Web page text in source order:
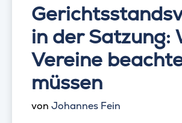
in der Satzung:
Vereine
müssen
von Johannes Fein